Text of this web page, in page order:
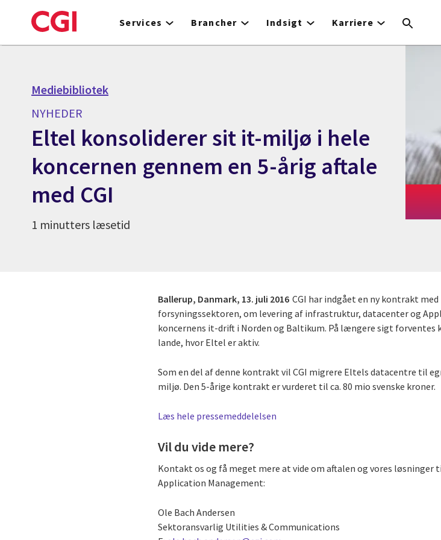
to
Services Brancher Indsigt Karriere
Mediebibliotek
NYHEDER
Eltel konsoliderer sit it-miljø i hele
koncernen gennem en 5-årig aftale
med CGI
1 minutters læsetid
Ballerup, Danmark, 13. juli 2016 CGI har indgået en ny kontrakt med
forsyningssektoren, om levering af infrastruktur, datacenter og
koncernens it-drift i Norden og Baltikum. På længere sigt
lande, hvor Eltel er aktiv.
Som en del af denne kontrakt vil CGI migrere Eltels datacentre til
miljø. Den 5-årige kontrakt er vurderet til ca. 80 mio svenske kroner.
Læs hele pressemeddelelsen
Vil du vide mere?
Kontakt os og få meget mere at vide om aftalen og vores løsninger
Application Management:
Ole Bach Andersen
Sektoransvarlig Utilities & Communications